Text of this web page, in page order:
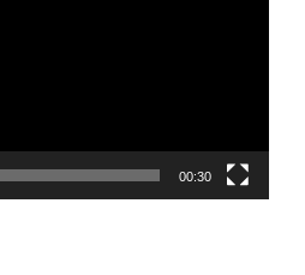
00:30